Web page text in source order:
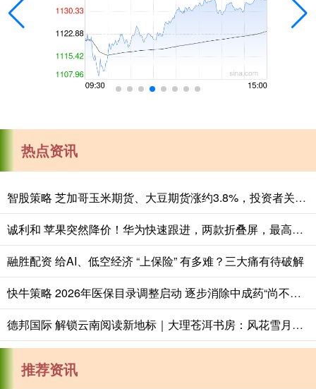
热点资讯
智股策略 芝加哥玉米期货、大豆期货涨约3.8%，投资者关注夏季天气对全球农作物生长构成的风险
诚利和 苹果突然降价！华为快速跟进，两款折叠屏，最高降3000元！
融胜配资 给AI、低空经济 “上保险” 有多难？三大痛有待破解
快牛策略 2026年医保目录调整启动 逐步消除中成药“尚不明确”表述
德邦国际 解锁云南阅读新地标｜大理苍洱书房：风花雪月里的慢读时光
推荐资讯